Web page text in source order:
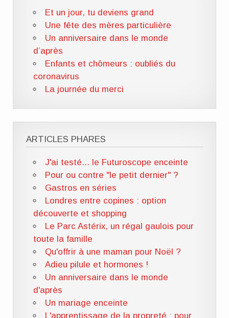
Et un jour, tu deviens grand
Une fête des mères particulière
Un anniversaire dans le monde
d’après
Enfants et chômeurs : oubliés du
coronavirus
La journée du merci
ARTICLES PHARES
J'ai testé... le Futuroscope enceinte
Pour ou contre "le petit dernier" ?
Gastros en séries
Londres entre copines : option
découverte et shopping
Le Parc Astérix, un régal gaulois pour
toute la famille
Qu'offrir à une maman pour Noël ?
Adieu pilule et hormones !
Un anniversaire dans le monde
d'après
Un mariage enceinte
L'apprentissage de la propreté : pour